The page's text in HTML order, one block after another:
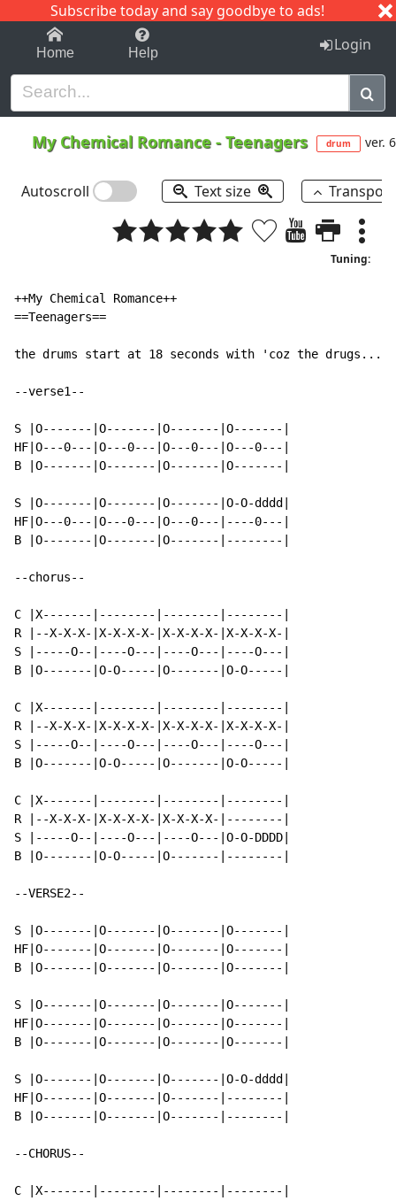
Subscribe today and say goodbye to ads!
1-9 C I J
Home Help Login
My Chemical Romance -Teenagers drum ver. 6
Autoscroll Text size
Tuning:
++My Chemical Romance++
==Teenagers==
the drums start at 18 seconds with 'coz the drugs...'
--verse1--
S |O-------|O-------|O-------|O-------|
HF|O---0---|O---0---|O---0---|O---0---|
B |O-------|O-------|O-------|O-------|
S |O-------|O-------|O-------|O-O-dddd|
HF|O---0---|O---0---|O---0---|----0---|
B |O-------|O-------|O-------|--------|
--chorus--
C |X-------|--------|--------|--------|
R |--X-X-X-|X-X-X-X-|X-X-X-X-|X-X-X-X-|
S |-----O--|----O---|----O---|----O---|
B |O-------|O-O-----|O-------|O-O-----|
C |X-------|--------|--------|--------|
R |--X-X-X-|X-X-X-X-|X-X-X-X-|X-X-X-X-|
S |-----O--|----O---|----O---|----O---|
B |O-------|O-O-----|O-------|O-O-----|
C |X-------|--------|--------|--------|
R |--X-X-X-|X-X-X-X-|X-X-X-X-|--------|
S |-----O--|----O---|----O---|O-O-DDDD|
B |O-------|O-O-----|O-------|--------|
--VERSE2--
S |O-------|O-------|O-------|O-------|
HF|O-------|O-------|O-------|O-------|
B |O-------|O-------|O-------|O-------|
S |O-------|O-------|O-------|O-------|
HF|O-------|O-------|O-------|O-------|
B |O-------|O-------|O-------|O-------|
S |O-------|O-------|O-------|O-O-dddd|
HF|O-------|O-------|O-------|--------|
B |O-------|O-------|O-------|--------|
--CHORUS--
C |X-------|--------|--------|--------|